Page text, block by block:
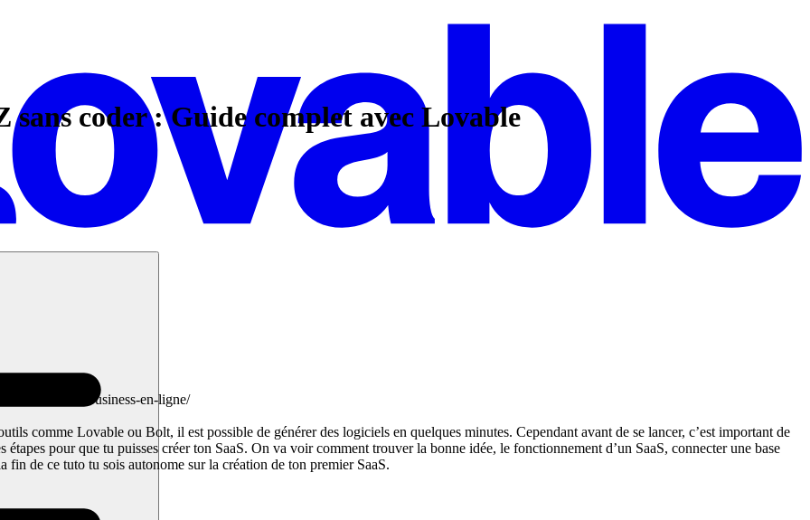
sans coder : Guide complet avec Lovable
idees-saas-business-en-ligne/
comme Lovable ou Bolt, il est possible de générer des logiciels en quelques minutes. Cependant avant de se lancer, c’est important de
pour que tu puisses créer ton SaaS. On va voir comment trouver la bonne idée, le fonctionnement d’un SaaS, connecter une base
fin de ce tuto tu sois autonome sur la création de ton premier SaaS.